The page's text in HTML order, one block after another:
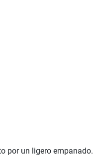
por un ligero empanado.